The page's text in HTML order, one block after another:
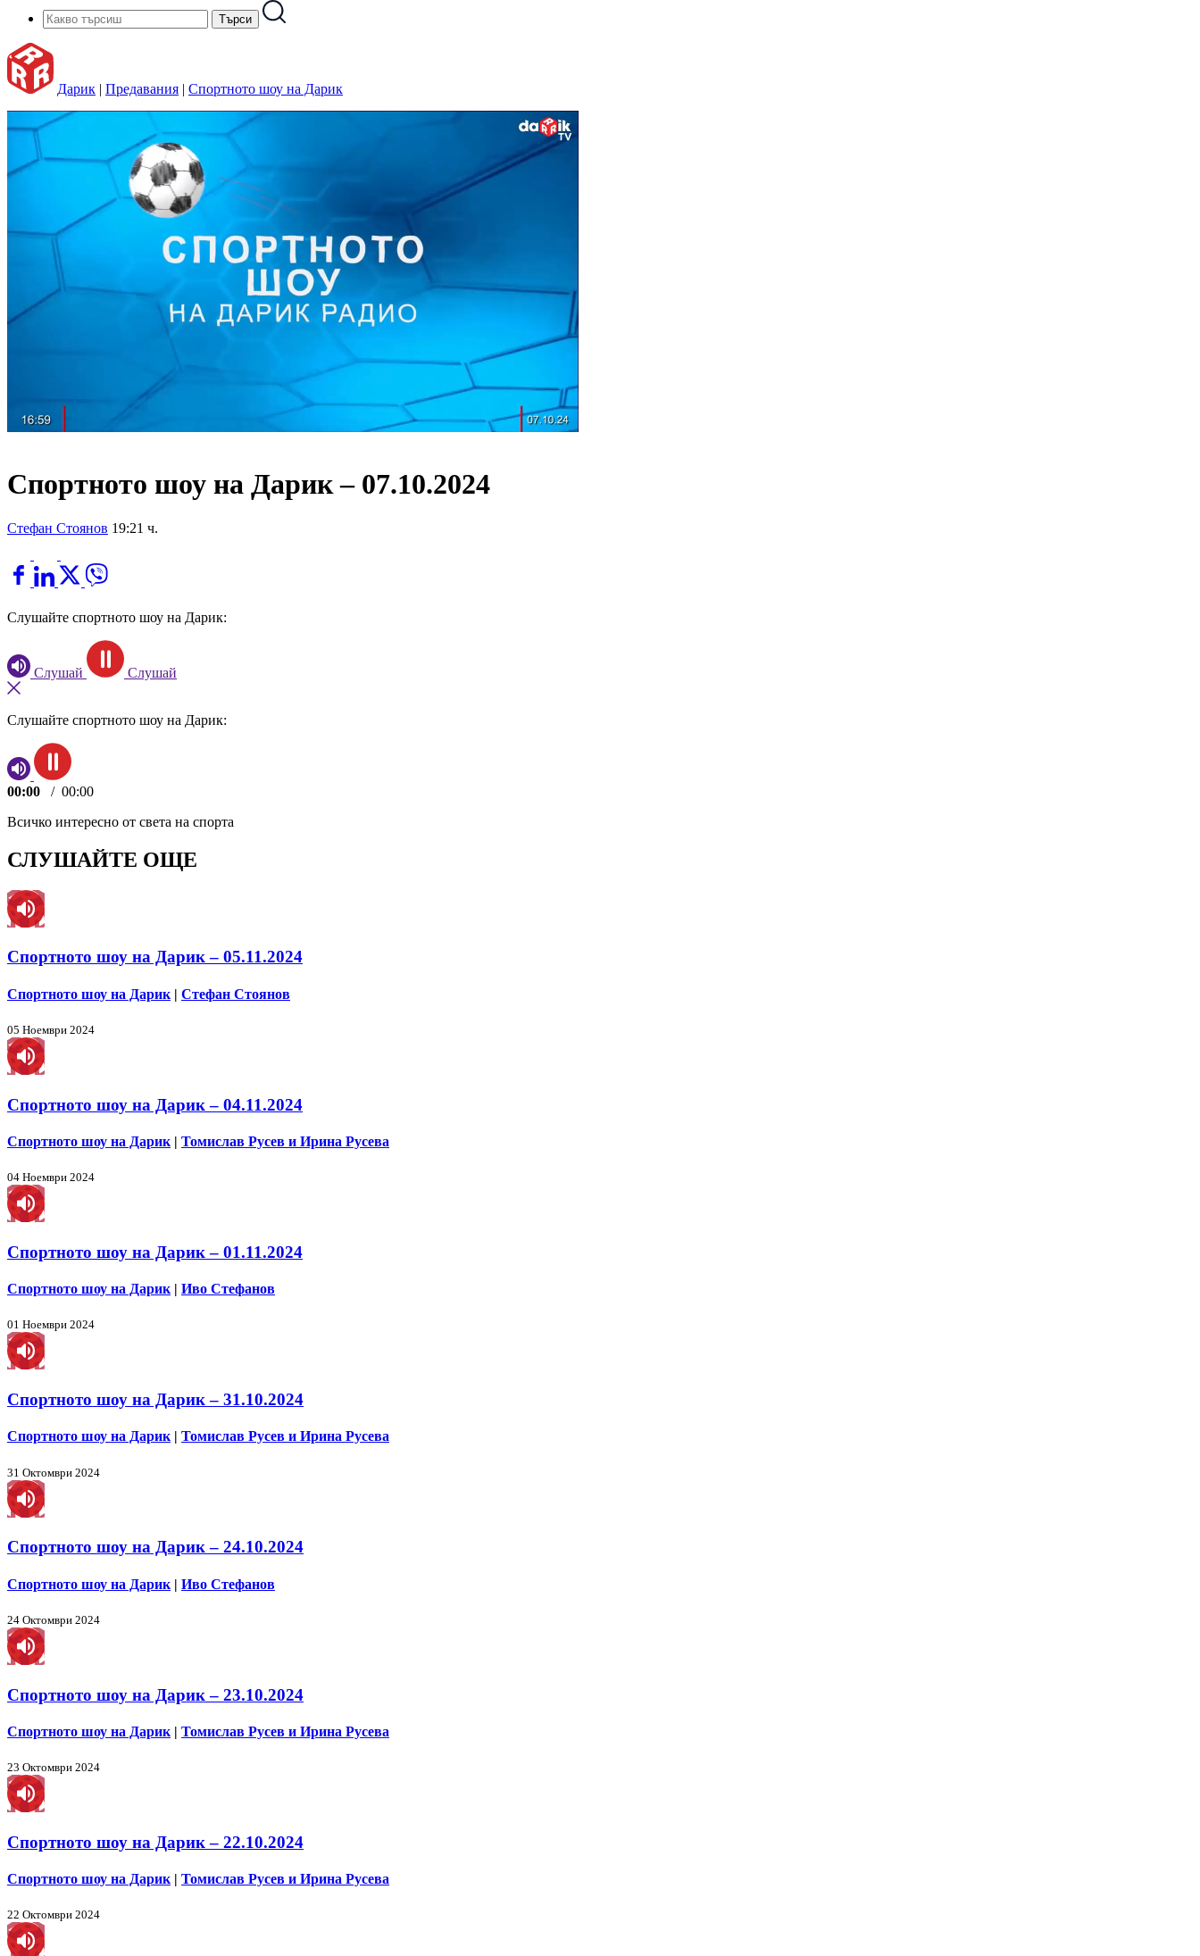
Дарик | Предавания | Спортното шоу на Дарик
Спортното шоу на Дарик – 07.10.2024
Стефан Стоянов 19:21 ч.
Слушайте спортното шоу на Дарик:
Слушай Слушай
Слушайте спортното шоу на Дарик:
00:00 / 00:00
Всичко интересно от света на спорта
СЛУШАЙТЕ ОЩЕ
Спортното шоу на Дарик – 05.11.2024
Спортното шоу на Дарик | Стефан Стоянов
05 Ноември 2024
Спортното шоу на Дарик – 04.11.2024
Спортното шоу на Дарик | Томислав Русев и Ирина Русева
04 Ноември 2024
Спортното шоу на Дарик – 01.11.2024
Спортното шоу на Дарик | Иво Стефанов
01 Ноември 2024
Спортното шоу на Дарик – 31.10.2024
Спортното шоу на Дарик| Томислав Русев и Ирина Русева
31 Октомври 2024
Спортното шоу на Дарик – 24.10.2024
Спортното шоу на Дарик | Иво Стефанов
24 Октомври 2024
Спортното шоу на Дарик – 23.10.2024
Спортното шоу на Дарик | Томислав Русев и Ирина Русева
23 Октомври 2024
Спортното шоу на Дарик – 22.10.2024
Спортното шоу на Дарик | Томислав Русев и Ирина Русева
22 Октомври 2024